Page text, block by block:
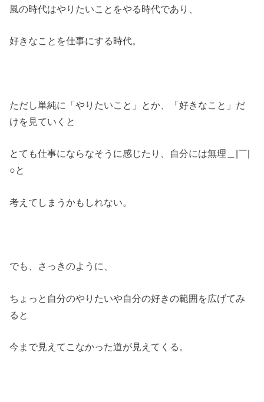
風の時代はやりたいことをやる時代であり、
好きなことを仕事にする時代。
ただし単純に「やりたいこと」とか、「好きなこと」だ
けを見ていくと
とても仕事にならなそうに感じたり、自分には無理＿|￣|
○と
考えてしまうかもしれない。
でも、さっきのように、
ちょっと自分のやりたいや自分の好きの範囲を広げてみ
ると
今まで見えてこなかった道が見えてくる。